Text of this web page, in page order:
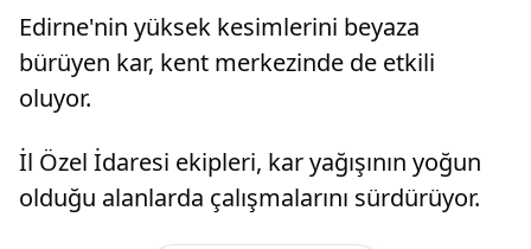
Edirne'nin yüksek kesimlerini beyaza
bürüyen kar, kent merkezinde de etkili
oluyor.
İl Özel İdaresi ekipleri, kar yağışının yoğun
olduğu alanlarda çalışmalarını sürdürüyor.